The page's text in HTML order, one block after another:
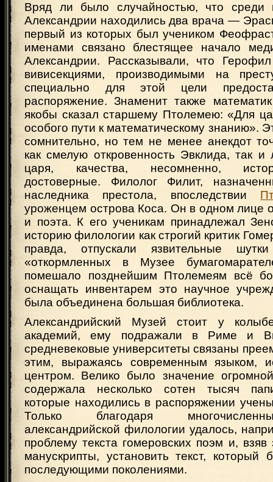
Вряд ли было случайностью, что среди
Александрии находились два врача —
первый из которых был учеником
именами связано блестящее начало
Александрии. Рассказывали, что
вивисекциями, производимыми на
специально для этой цели
распоряжение. Знаменит также
якобы сказал старшему Птолемею: «Для
особого пути к математическому знанию».
сомнительно, но тем не менее анекдот
как смелую откровенность Эвклида, так и
царя, качества, несомненно,
достоверные. Филолог Филит,
наследника престола, впоследствии
уроженцем острова Коса. Он в одном лице
и поэта. К его ученикам принадлежал
историю филологии как строгий критик
правда, отпускали язвительные
«откормленных в Музее
помешало позднейшим Птолемеям всё
оснащать инвентарем это научное
была объединена большая библиотека.
Александрийский Музей стоит у
академий, ему подражали в Риме и
средневековые университеты связаны
этим, выражаясь современным языком,
центром. Велико было значение
содержала несколько сотен тысяч
которые находились в распоряжении
Только благодаря
александрийской филологии удалось,
проблему текста гомеровских поэм и,
манускрипты, установить текст, который
последующими поколениями.